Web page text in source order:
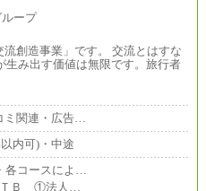
創造事業」です。 交流とはすな
生み出す価値は無限です。旅行者
ミ関連・広告…
内可)・中途
各コースによ…
ＴＢ ①法人…